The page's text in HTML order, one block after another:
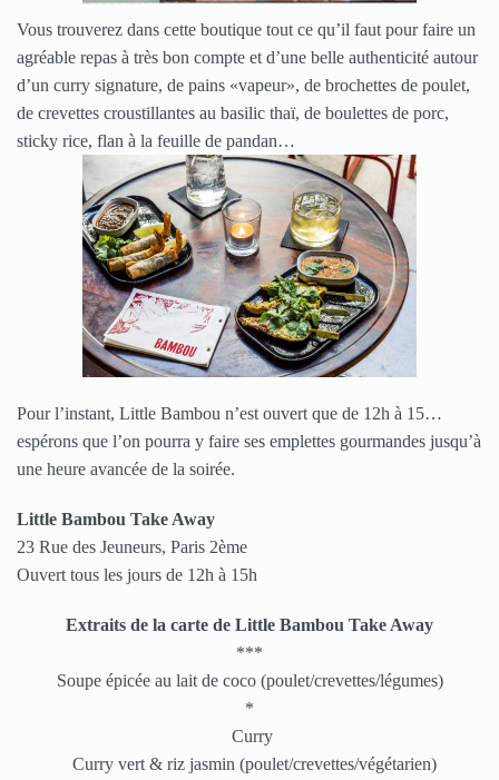
Vous trouverez dans cette boutique tout ce qu’il faut pour faire un
agréable repas à très bon compte et d’une belle authenticité autour
d’un curry signature, de pains «vapeur», de brochettes de poulet,
de crevettes croustillantes au basilic thaï, de boulettes de porc,
sticky rice, flan à la feuille de pandan…
Pour l’instant, Little Bambou n’est ouvert que de 12h à 15…
espérons que l’on pourra y faire ses emplettes gourmandes jusqu’à
une heure avancée de la soirée.
Little Bambou Take Away
23 Rue des Jeuneurs, Paris 2ème
Ouvert tous les jours de 12h à 15h
Extraits de la carte de Little Bambou Take Away
***
Soupe épicée au lait de coco (poulet/crevettes/légumes)
*
Curry
Curry vert & riz jasmin (poulet/crevettes/végétarien)